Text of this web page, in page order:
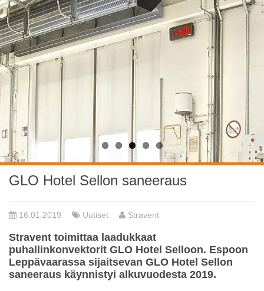
GLO Hotel Sellon saneeraus
16.01.2019 Uutiset Stravent
Stravent toimittaa laadukkaat
puhallinkonvektorit GLO Hotel Selloon. Espoon
Leppävaarassa sijaitsevan GLO Hotel Sellon
saneeraus käynnistyi alkuvuodesta 2019.